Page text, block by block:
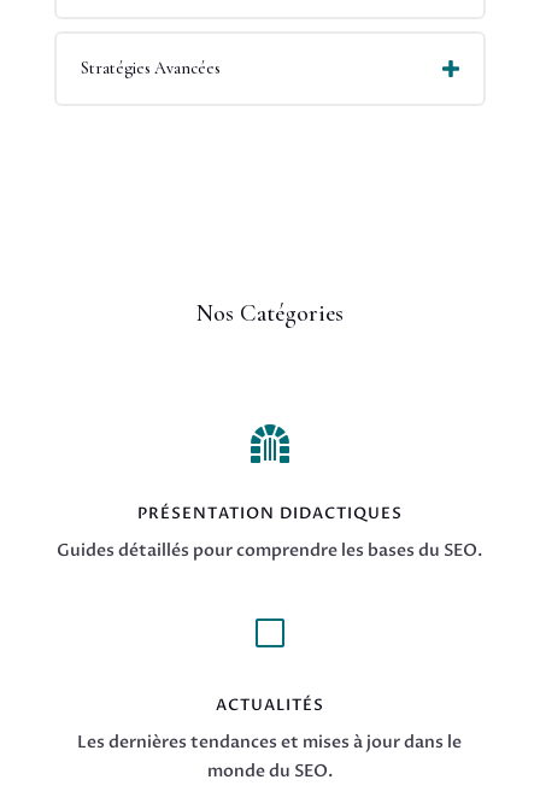
Stratégies Avancées
Nos Catégories

PRÉSENTATION DIDACTIQUES
Guides détaillés pour comprendre les bases du SEO.
V
ACTUALITÉS
Les dernières tendances et mises à jour dans le
monde du SEO.